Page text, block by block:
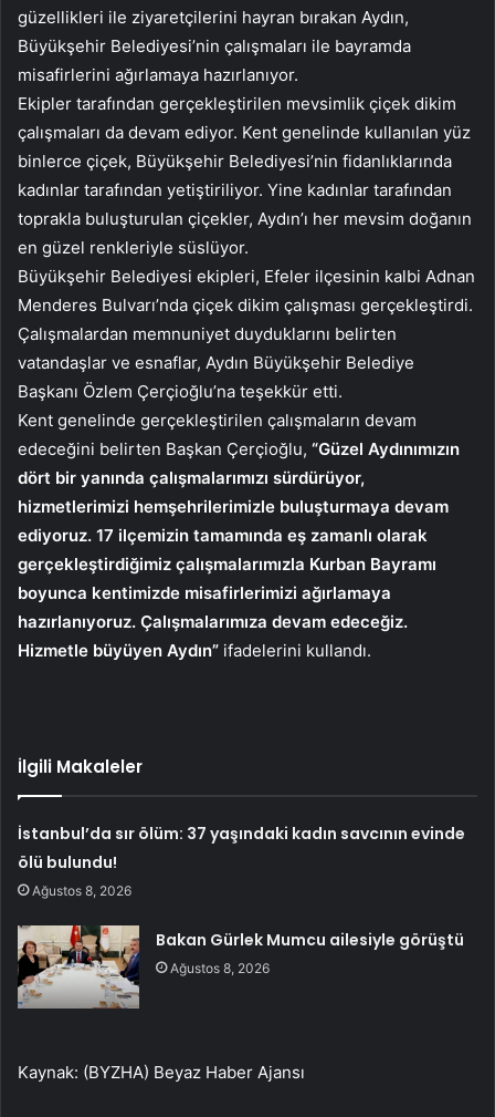
güzellikleri ile ziyaretçilerini hayran bırakan Aydın,
Büyükşehir Belediyesi’nin çalışmaları ile bayramda
misafirlerini ağırlamaya hazırlanıyor.
Ekipler tarafından gerçekleştirilen mevsimlik çiçek dikim
çalışmaları da devam ediyor. Kent genelinde kullanılan yüz
binlerce çiçek, Büyükşehir Belediyesi’nin fidanlıklarında
kadınlar tarafından yetiştiriliyor. Yine kadınlar tarafından
toprakla buluşturulan çiçekler, Aydın’ı her mevsim doğanın
en güzel renkleriyle süslüyor.
Büyükşehir Belediyesi ekipleri, Efeler ilçesinin kalbi Adnan
Menderes Bulvarı’nda çiçek dikim çalışması gerçekleştirdi.
Çalışmalardan memnuniyet duyduklarını belirten
vatandaşlar ve esnaflar, Aydın Büyükşehir Belediye
Başkanı Özlem Çerçioğlu’na teşekkür etti.
Kent genelinde gerçekleştirilen çalışmaların devam
edeceğini belirten Başkan Çerçioğlu, “Güzel Aydınımızın
dört bir yanında çalışmalarımızı sürdürüyor,
hizmetlerimizi hemşehrilerimizle buluşturmaya devam
ediyoruz. 17 ilçemizin tamamında eş zamanlı olarak
gerçekleştirdiğimiz çalışmalarımızla Kurban Bayramı
boyunca kentimizde misafirlerimizi ağırlamaya
hazırlanıyoruz. Çalışmalarımıza devam edeceğiz.
Hizmetle büyüyen Aydın” ifadelerini kullandı.
İlgili Makaleler
İstanbul’da sır ölüm: 37 yaşındaki kadın savcının evinde
ölü bulundu!
Ağustos 8, 2026
Bakan Gürlek Mumcu ailesiyle görüştü
Ağustos 8, 2026
Kaynak: (BYZHA) Beyaz Haber Ajansı